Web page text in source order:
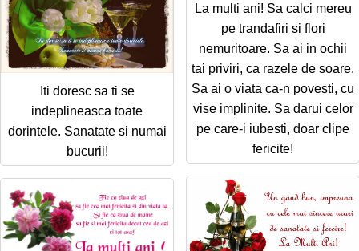
La multi ani! Sa calci mereu
pe trandafiri si flori
nemuritoare. Sa ai in ochii
tai priviri, ca razele de soare.
Sa ai o viata ca-n povesti, cu
vise implinite. Sa darui celor
pe care-i iubesti, doar clipe
fericite!
Iti doresc sa ti se
indeplineasca toate
dorintele. Sanatate si numai
bucurii!